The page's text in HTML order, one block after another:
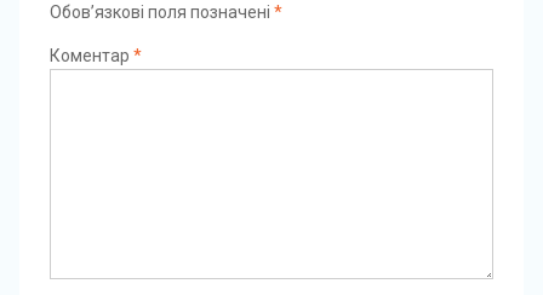
Обов’язкові поля позначені *
Коментар *